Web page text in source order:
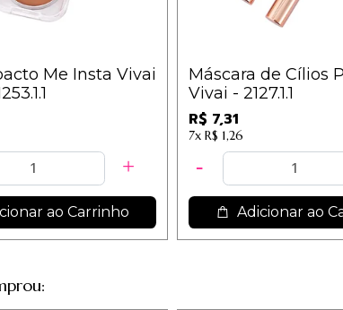
Me Insta Vivai
ao Carrinho
Máscara de Cílios
Vivai - 2127.1.1
R$ 7,31
7x R$ 1,26
Adicionar ao